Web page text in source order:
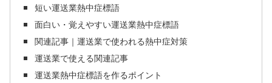
短い運送業熱中症標語
面白い・覚えやすい運送業熱中症標語
関連記事｜運送業で使われる熱中症対策
運送業で使える関連記事
運送業熱中症標語を作るポイント